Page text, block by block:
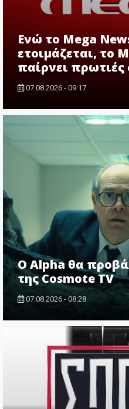
Ενώ το Mega
ετοιμάζεται, το
παίρνει
07.08.2026 - 09:17
Ο Alpha θα
της Cosmote TV
07.08.2026 - 08:28